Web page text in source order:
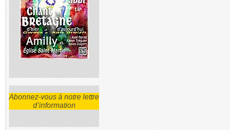
Abonnez-vous à notre lettre
d’information